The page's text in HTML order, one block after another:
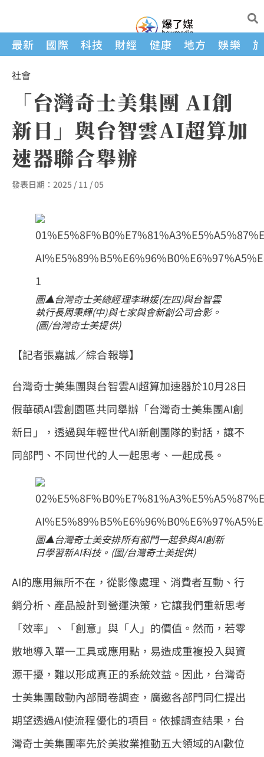
最新 國際 科技 財經 健康 地方 娛樂
社會
「台灣奇士美集團 AI創
新日」與台智雲AI超算加
速器聯合舉辦
發表日期： 2025 / 11 / 05
圖▲台灣奇士美總經理李琳媛(左四)與台智雲
執行長周秉輝(中)與七家與會新創公司合影。
(圖/台灣奇士美提供)
【記者張嘉誠／綜合報導】
台灣奇士美集團與台智雲AI超算加速器於10月28日
假華碩AI雲創園區共同舉辦「台灣奇士美集團AI創
新日」，透過與年輕世代AI新創團隊的對話，讓不
同部門、不同世代的人一起思考、一起成長。
圖▲台灣奇士美安排所有部門一起參與AI創新
日學習新AI科技。(圖/台灣奇士美提供)
AI的應用無所不在，從影像處理、消費者互動、行
銷分析、產品設計到營運決策，它讓我們重新思考
「效率」、「創意」與「人」的價值。然而，若零
散地導入單一工具或應用點，易造成重複投入與資
源干擾，難以形成真正的系統效益。因此，台灣奇
士美集團啟動內部問卷調查，廣邀各部門同仁提出
期望透過AI使流程優化的項目。依據調查結果，台
灣奇士美集團率先於美妝業推動五大領域的AI數位